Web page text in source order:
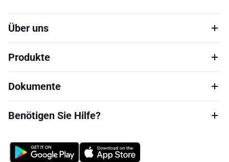
Über uns
Produkte
Dokumente
Benötigen Sie Hilfe?